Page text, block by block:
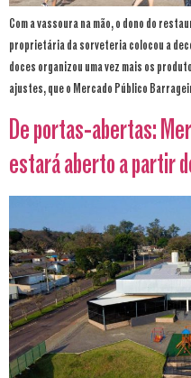
Com a vassoura na mão, o dono do
proprietária da sorveteria colocou a
doces organizou uma vez mais os
ajustes, que o Mercado Público
De portas-abertas:
estará aberto a partir